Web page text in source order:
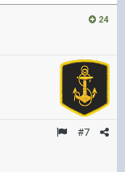
24
#7